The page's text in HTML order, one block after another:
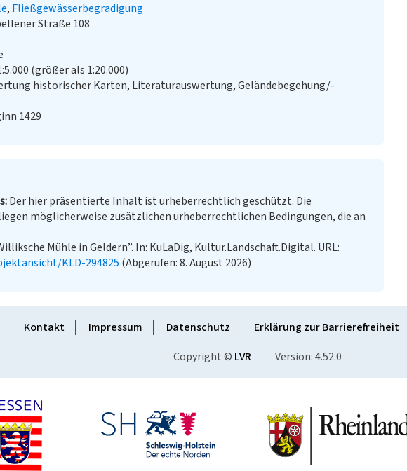
Fließgewässerbegradigung
Straße 108
(größer als 1:20.000)
historischer Karten, Literaturauswertung, Geländebegehung/-
1429
Der hier präsentierte Inhalt ist urheberrechtlich geschützt. Die
möglicherweise zusätzlichen urheberrechtlichen Bedingungen, die an
Mühle in Geldern”. In: KuLaDig, Kultur.Landschaft.Digital. URL:
KLD-294825 (Abgerufen: 8. August 2026)
Kontakt Impressum Datenschutz Erklärung zur Barrierefreiheit
Copyright © LVR Version: 4.52.0